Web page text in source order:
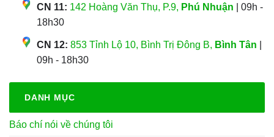
CN 11: 142 Hoàng Văn Thụ, P.9, Phú Nhuận | 09h -
18h30
CN 12: 853 Tỉnh Lộ 10, Bình Trị Đông B, Bình Tân
09h - 18h30
DANH MỤC
Báo chí nói về chúng tôi